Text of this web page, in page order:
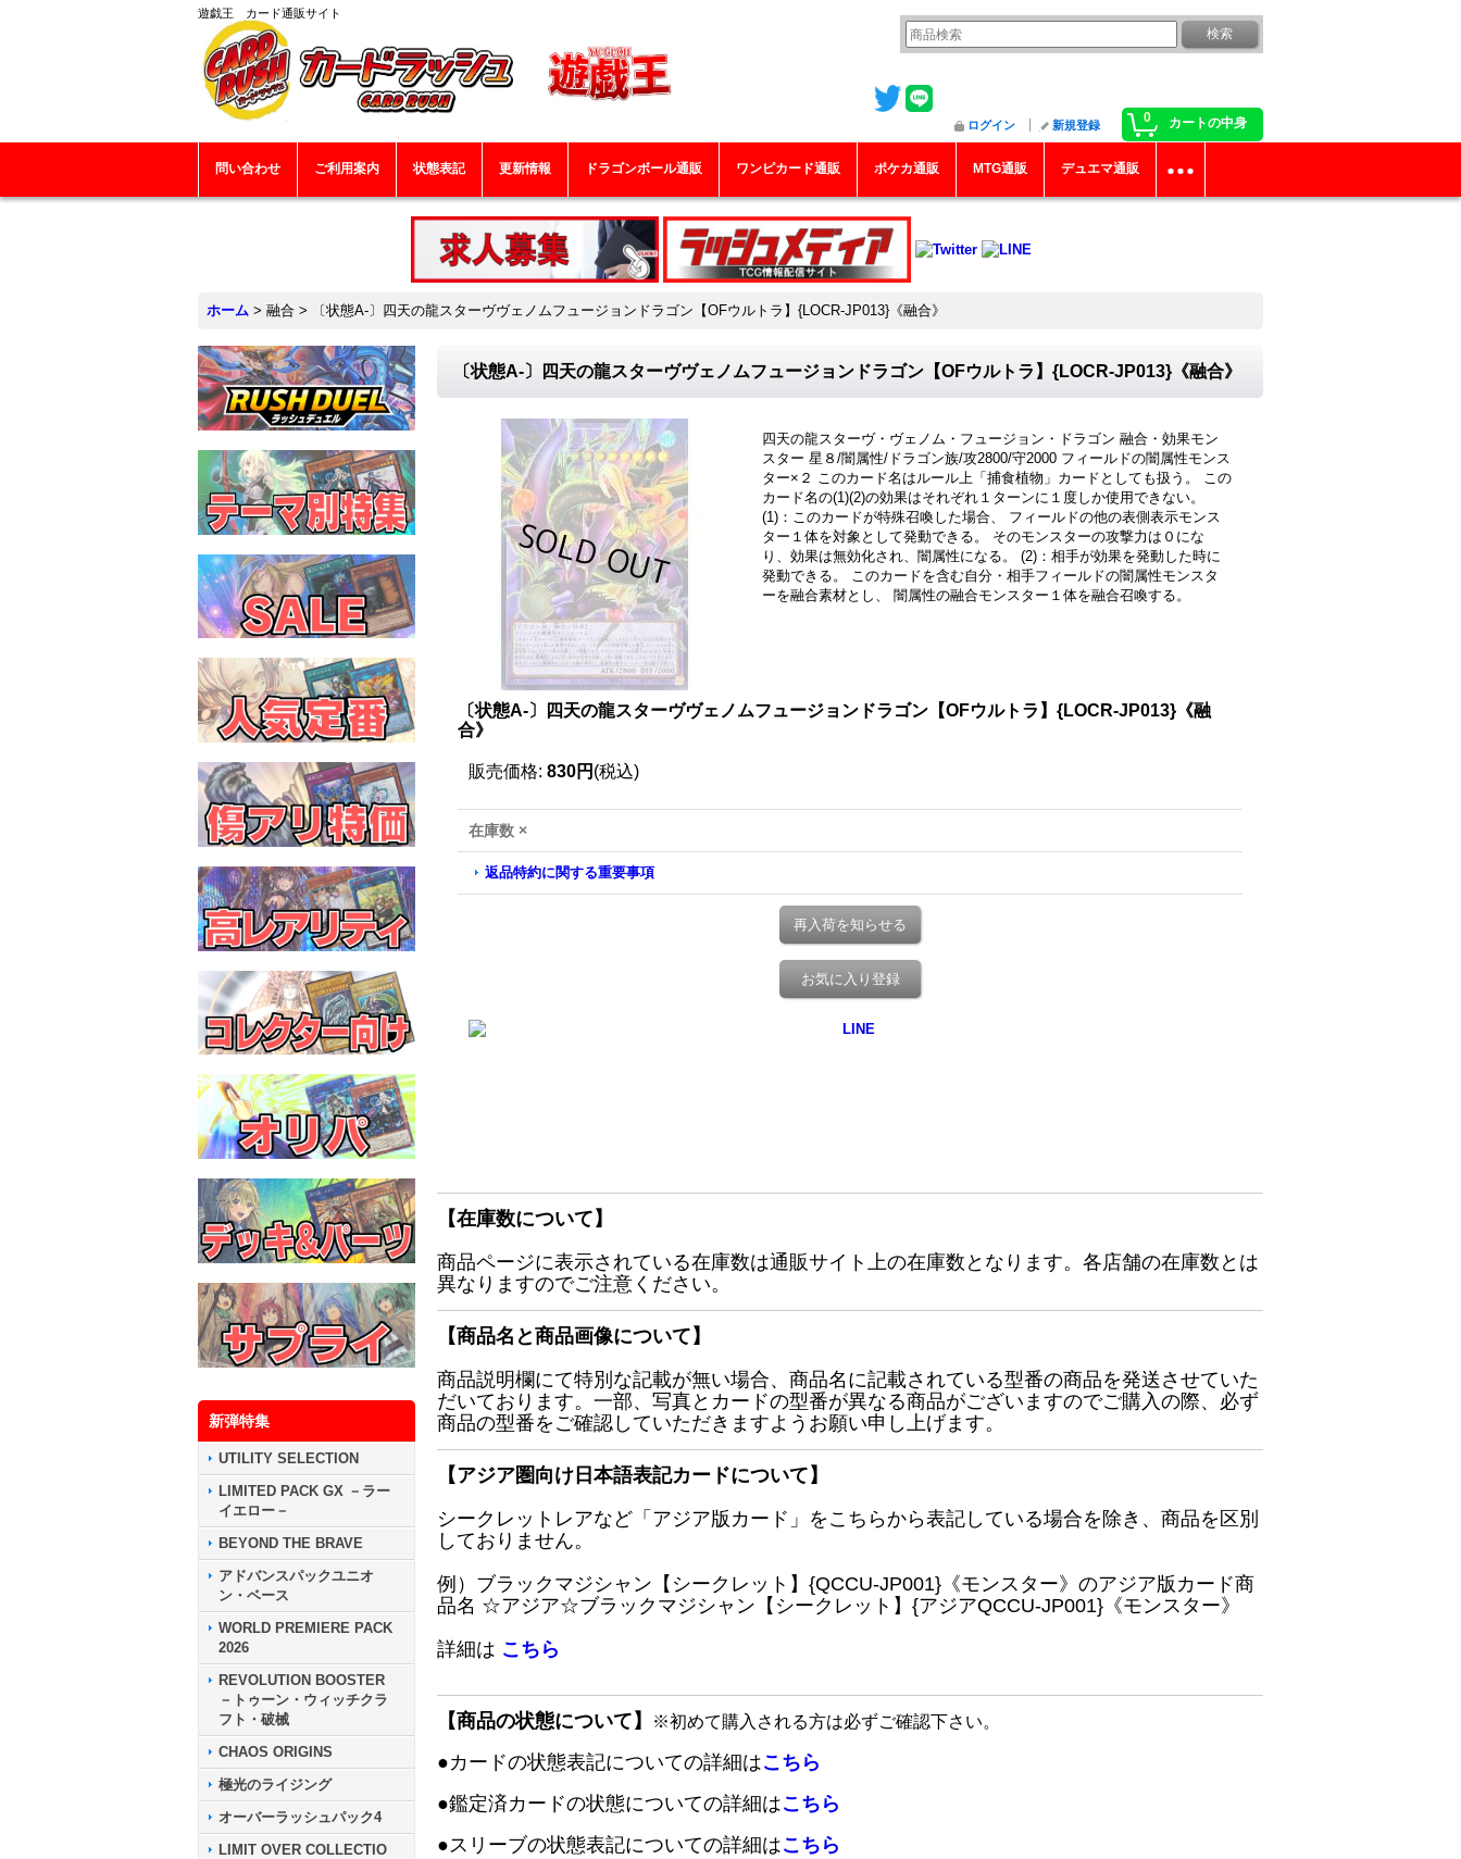
遊戯王 カード通販サイト
0 カートの中身
ログイン 新規登録
問い合わせ ご利用案内 状態表記 更新情報 ドラゴンボール通販 ワンピカード通販 ポケカ通販 MTG通販 デュエマ通販
ホーム > 融合 > 〔状態A-〕四天の龍スターヴヴェノムフュージョンドラゴン【OFウルトラ】{LOCR-JP013}《融合》
新弾特集
UTILITY SELECTION
LIMITED PACK GX －ラー
イエロー－
BEYOND THE BRAVE
アドバンスパックユニオ
ン・ベース
WORLD PREMIERE PACK
2026
REVOLUTION BOOSTER
－トゥーン・ウィッチクラ
フト・破械
CHAOS ORIGINS
極光のライジング
オーバーラッシュパック4
LIMIT OVER COLLECTIO
〔状態A-〕四天の龍スターヴヴェノムフュージョンドラゴン【OFウルトラ】{LOCR-JP013}《融合》
四天の龍スターヴ・ヴェノム・フュージョン・ドラゴン 融合・効果モン
スター 星８/闇属性/ドラゴン族/攻2800/守2000 フィールドの闇属性モンス
ター×２ このカード名はルール上「捕食植物」カードとしても扱う。 この
カード名の(1)(2)の効果はそれぞれ１ターンに１度しか使用できない。
(1)：このカードが特殊召喚した場合、 フィールドの他の表側表示モンス
ター１体を対象として発動できる。 そのモンスターの攻撃力は０にな
り、効果は無効化され、闇属性になる。 (2)：相手が効果を発動した時に
発動できる。 このカードを含む自分・相手フィールドの闇属性モンスタ
ーを融合素材とし、 闇属性の融合モンスター１体を融合召喚する。
〔状態A-〕四天の龍スターヴヴェノムフュージョンドラゴン【OFウルトラ】{LOCR-JP013}《融
合》
販売価格: 830円 (税込)
在庫数 ×
返品特約に関する重要事項
再入荷を知らせる
お気に入り登録
【在庫数について】
商品ページに表示されている在庫数は通販サイト上の在庫数となります。各店舗の在庫数とは
異なりますのでご注意ください。
【商品名と商品画像について】
商品説明欄にて特別な記載が無い場合、商品名に記載されている型番の商品を発送させていた
だいております。一部、写真とカードの型番が異なる商品がございますのでご購入の際、必ず
商品の型番をご確認していただきますようお願い申し上げます。
【アジア圏向け日本語表記カードについて】
シークレットレアなど「アジア版カード」をこちらから表記している場合を除き、商品を区別
しておりません。
例）ブラックマジシャン【シークレット】{QCCU-JP001}《モンスター》のアジア版カード商
品名 ☆アジア☆ブラックマジシャン【シークレット】{アジアQCCU-JP001}《モンスター》
詳細は こちら
【商品の状態について】 ※初めて購入される方は必ずご確認下さい。
●カードの状態表記についての詳細はこちら
●鑑定済カードの状態についての詳細はこちら
●スリーブの状態表記についての詳細はこちら